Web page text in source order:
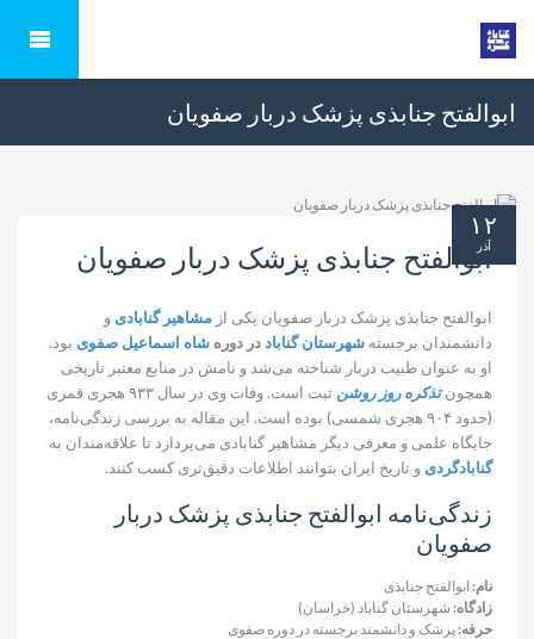
ابوالفتح جنابذی پزشک دربار صفویان
ابوالفتح جنابذی پزشک دربار صفویان
ابوالفتح جنابذی پزشک دربار صفویان یکی از مشاهیر گنابادی و
دانشمندان برجسته شهرستان گناباددر دوره شاه اسماعیل صفوی بود.
او به عنوان طبیب دربار شناخته می‌شد و نامش در منابع معتبر تاریخی
همچون تذکره روز روشن
ثبت است. وفات وی در سال ۹۳۳ هجری قمری
(حدود ۹۰۴ هجری شمسی) بوده است. این مقاله به بررسی زندگی‌نامه،
جایگاه علمی و معرفی دیگر مشاهیر گنابادی می‌پردازد تا علاقه‌مندان به
گنابادگردی و تاریخ ایران بتوانند اطلاعات دقیق‌تری کسب کنند.
زندگی‌نامه ابوالفتح جنابذی پزشک دربار
صفویان
نام: ابوالفتح جنابذی
زادگاه: شهرستان گناباد (خراسان)
حرفه: پزشک و دانشمند برجسته در دوره صفوی
۱۲
آذر